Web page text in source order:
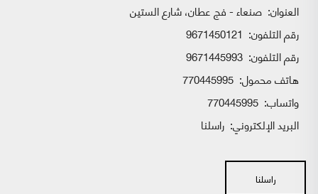
العنوان: صنعاء - فج عطان، شارع الستين
رقم التلفون: 9671450121
رقم التلفون: 9671445993
هاتف محمول: 770445995
واتساب:
البريد الإلكتروني: راسلنا
راسلنا